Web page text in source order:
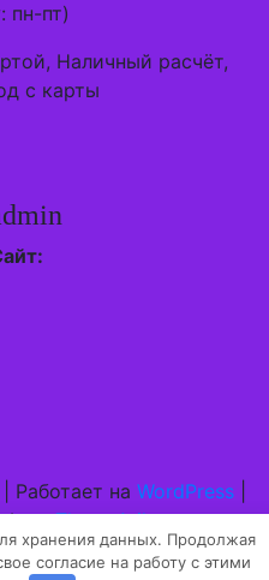
пн-пт)
Наличный расчёт,
с карты
Работает на WordPress
отThemeArile
хранения данных. Продолжая
согласие на работу с этими